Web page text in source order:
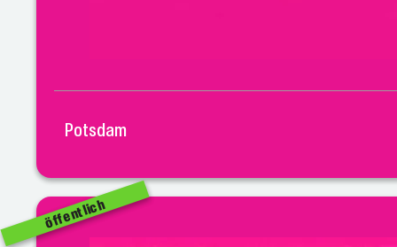
Potsdam
öffentlich